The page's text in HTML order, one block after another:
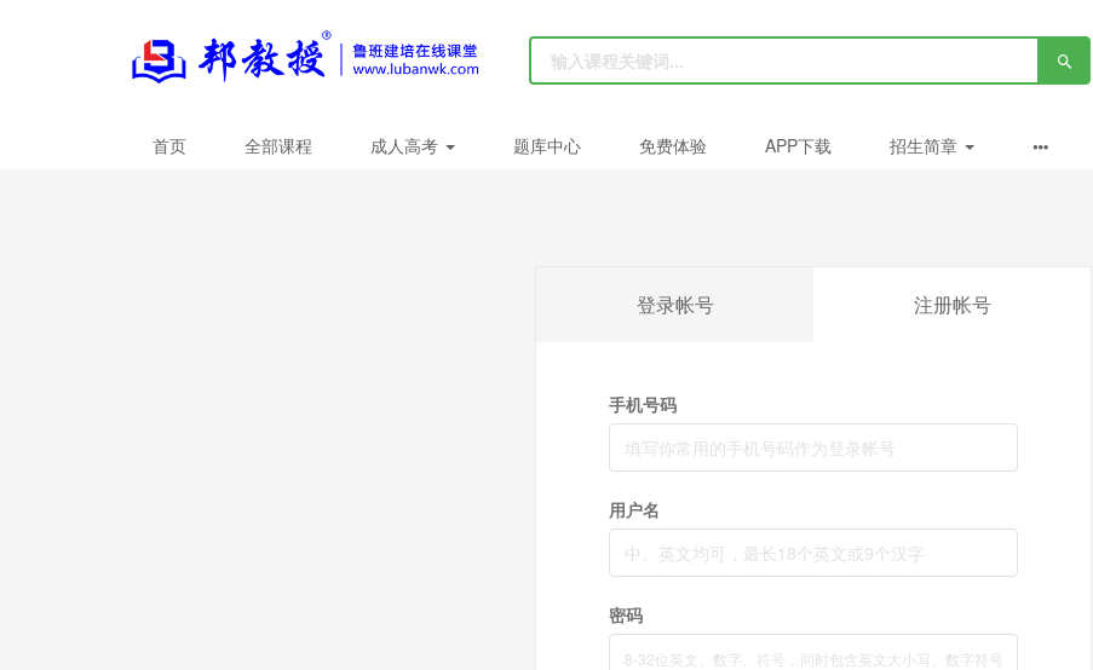
首页 全部课程 成人高考 题库中心 免费体验 APP下载 招生简章
登录帐号 注册帐号
手机号码
用户名
密码